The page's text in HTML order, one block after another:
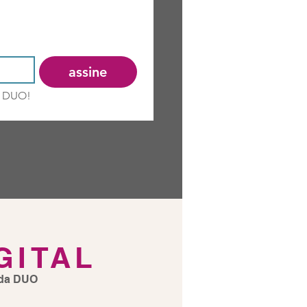
assine
DUO